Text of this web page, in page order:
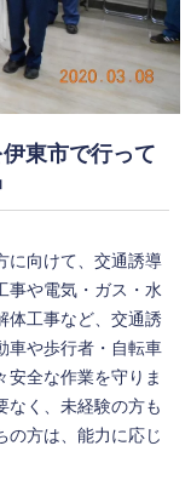
東市で行って
に向けて、交通誘導
事や電気・ガス・水
体工事など、交通誘
車や歩行者・自転車
全な作業を守りま
なく、未経験の方も
の方は、能力に応じ